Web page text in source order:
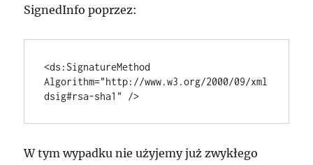
SignedInfo poprzez:
<ds:SignatureMethod
Algorithm="http://www.w3.org/2000/09/xml
dsig#rsa-sha1" />
W tym wypadku nie użyjemy już zwykłego